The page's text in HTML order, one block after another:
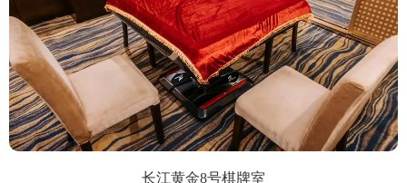
长江黄金8号棋牌室